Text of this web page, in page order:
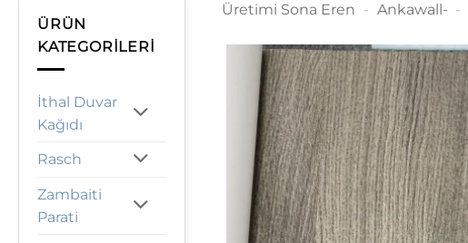
ÜRÜN
KATEGORILERI
İthal Duvar
Kağıdı
Rasch
Zambaiti
Parati
Üretimi Sona Eren - Ankawall- -